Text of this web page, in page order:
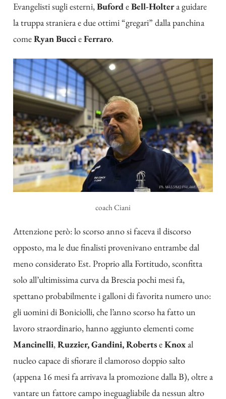
Evangelisti sugli esterni,BufordeBell-Holtera guidare
la truppa straniera e due ottimi “gregari” dalla panchina
comeRyan BuccieFerraro.
coach Ciani
Attenzione però: lo scorso anno si faceva il discorso
opposto, ma le due finalisti provenivano entrambe dal
meno considerato Est. Proprio alla Fortitudo, sconfitta
solo all’ultimissima curva da Brescia pochi mesi fa,
spettano probabilmente i galloni di favorita numero uno:
gli uomini di Boniciolli, che l’anno scorso ha fatto un
lavoro straordinario, hanno aggiunto elementi come
Mancinelli,Ruzzier, Gandini, RobertseKnoxal
nucleo capace di sfiorare il clamoroso doppio salto
(appena 16 mesi fa arrivava la promozione dalla B), oltre a
vantare un fattore campo ineguagliabile da nessun altro